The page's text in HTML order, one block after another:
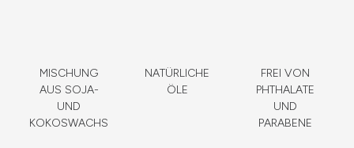
MISCHUNG
AUS SOJA-
UND
KOKOSWACHS
NATÜRLICHE
ÖLE
FREI VON
PHTHALATE
UND
PARABENE